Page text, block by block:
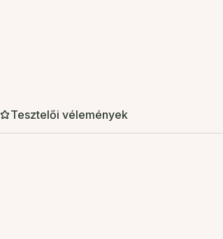
Tesztelői vélemények